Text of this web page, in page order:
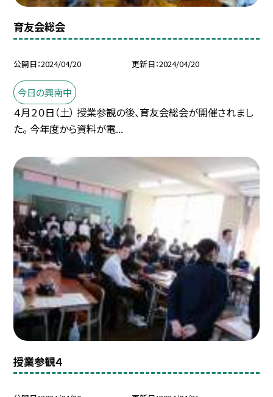
育友会総会
公開日 2024/04/20 更新日 2024/04/20
今日の興南中
４月２０日（土） 授業参観の後、育友会総会が開催されまし
た。 今年度から資料が電...
授業参観４